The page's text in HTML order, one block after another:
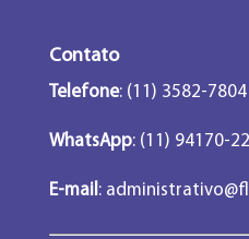
Contato
Telefone: (11) 3582-7804
WhatsApp: (11) 94170-
E-mail :